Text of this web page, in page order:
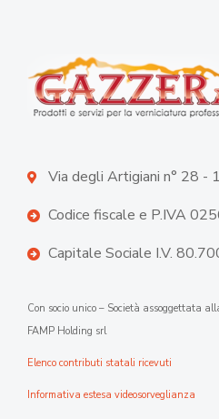
Via degli Artigiani n° 28 -
Codice fiscale e P.IVA
Capitale Sociale I.V.
Con socio unico – Società assoggettata
FAMP Holding srl
Elenco contributi statali ricevuti
Informativa estesa videosorveglianza